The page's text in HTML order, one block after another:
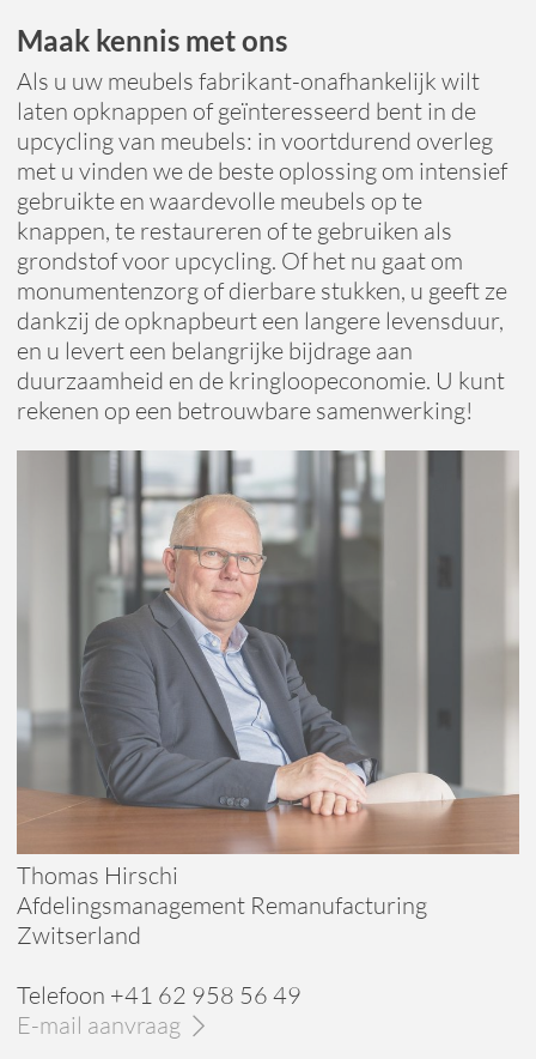
Reduce, reuse, recycle
Refurbishing en upcycling
Maak kennis met ons
Als u uw meubels fabrikant-onafhankelijk wilt
laten opknappen of geïnteresseerd bent in de
upcycling van meubels: in voortdurend overleg
met u vinden we de beste oplossing om intensief
gebruikte en waardevolle meubels op te
knappen, te restaureren of te gebruiken als
grondstof voor upcycling. Of het nu gaat om
monumentenzorg of dierbare stukken, u geeft ze
dankzij de opknapbeurt een langere levensduur,
en u levert een belangrijke bijdrage aan
duurzaamheid en de kringloopeconomie. U kunt
rekenen op een betrouwbare samenwerking!
Thomas Hirschi
Afdelingsmanagement Remanufacturing
Zwitserland
Telefoon +41 62 958 56 49
E-mail aanvraag